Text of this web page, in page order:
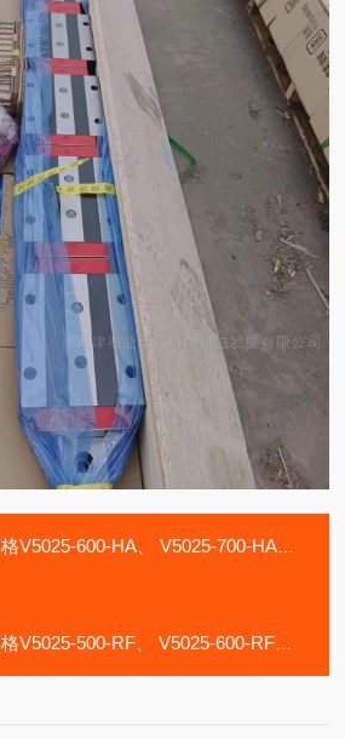
600-HA、 V5025-700-HA自动化滑块
500-RF、 V5025-600-RF传动部件滑块